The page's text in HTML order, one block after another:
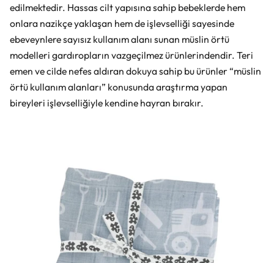
edilmektedir. Hassas cilt yapısına sahip bebeklerde hem
onlara nazikçe yaklaşan hem de işlevselliği sayesinde
ebeveynlere sayısız kullanım alanı sunan müslin örtü
modelleri gardıropların vazgeçilmez ürünlerindendir. Teri
emen ve cilde nefes aldıran dokuya sahip bu ürünler “müslin
örtü kullanım alanları​” konusunda araştırma yapan
bireyleri işlevselliğiyle kendine hayran bırakır.